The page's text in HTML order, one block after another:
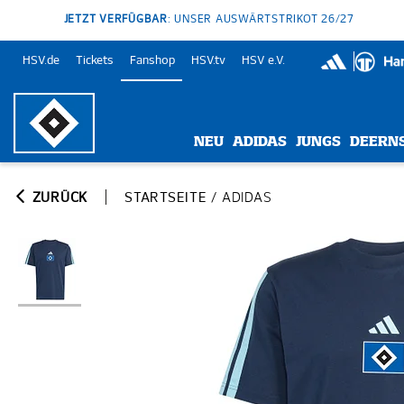
JETZT VERFÜGBAR: UNSER AUSWÄRTSTRIKOT 26/27
HSV.de Tickets Fanshop HSV.tv HSV e.V.
NEU ADIDAS JUNGS
ZURÜCK STARTSEITE / ADIDAS